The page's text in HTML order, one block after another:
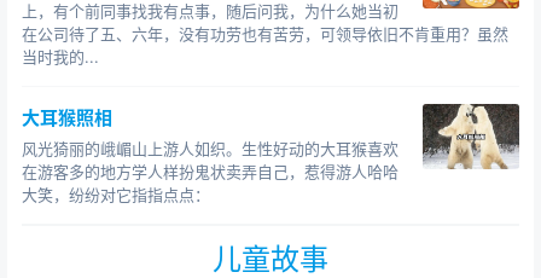
上，有个前同事找我有点事，随后问我，为什么她当初
在公司待了五、六年，没有功劳也有苦劳，可领导依旧不肯重用？虽然
当时我的...
大耳猴照相
风光猗丽的峨嵋山上游人如织。生性好动的大耳猴喜欢
在游客多的地方学人样扮鬼状卖弄自己，惹得游人哈哈
大笑，纷纷对它指指点点：
儿童故事